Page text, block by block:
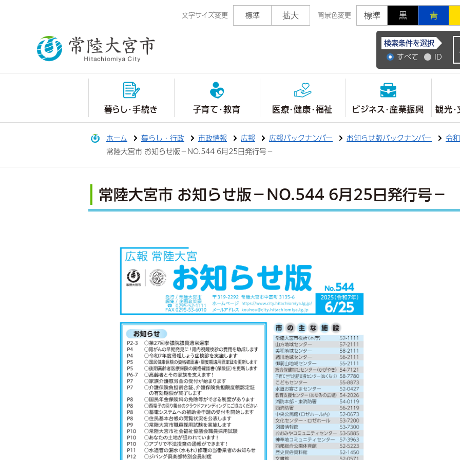
文字サイズ変更 標準 拡大 背景色変更 標準 黒 青
常陸大宮市公式ホ
検索条件を選択
すべて
ID
暮らし・手続き 子育て・教育 医療・健康・福祉 ビジネス・産業振興 観光・
ホーム 暮らし・行政 市政情報 広報 広報バックナンバー お知らせ版バックナンバー
令
常陸大宮市 お知らせ版－NO.544 6月25日発行号－
常陸大宮市 お知らせ版－NO.544 6月25日発行号－